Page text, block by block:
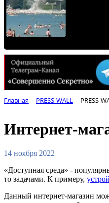
Главная PRESS-WALL PRESS-
Интернет-
14 ноября 2022
«Доступная среда» -
то задачами. К примеру,
Данный интернет-магазин